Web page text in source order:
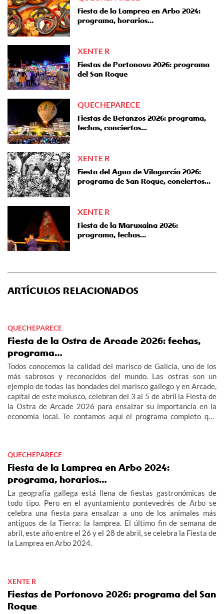
Fiesta de la Lamprea en Arbo 2024:
programa, horarios…
XENTE R
Fiestas de Portonovo 2026: programa
del San Roque
QUECHEPARECE
Fiestas de Betanzos 2026: programa,
fechas, conciertos...
XENTE R
Fiesta del Agua de Vilagarcía 2026:
programa de San Roque, conciertos…
XENTE R
Fiesta de la Maruxaina 2026:
programa, fechas…
ARTÍCULOS RELACIONADOS
QUECHEPARECE
Fiesta de la Ostra de Arcade 2026: fechas,
programa…
Todos conocemos la calidad del marisco de Galicia, uno de los
más sabrosos y reconocidos del mundo. Las ostras son un
ejemplo de todas las bondades del marisco gallego y en Arcade,
capital de este molusco, celebran del 3 al 5 de abril la Fiesta de
la Ostra de Arcade 2026 para ensalzar su importancia en la
economía local. Te contamos aquí el programa completo que
QUECHEPARECE
Fiesta de la Lamprea en Arbo 2024:
programa, horarios…
La geografía gallega está llena de fiestas gastronómicas de
todo tipo. Pero en el ayuntamiento pontevedrés de Arbo se
celebra una fiesta para ensalzar a uno de los animales más
antiguos de la Tierra: la lamprea. El último fin de semana de
abril, este año entre el 26 y el 28 de abril, se celebra la Fiesta de
la Lamprea en Arbo 2024.
XENTE R
Fiestas de Portonovo 2026: programa del San
Roque